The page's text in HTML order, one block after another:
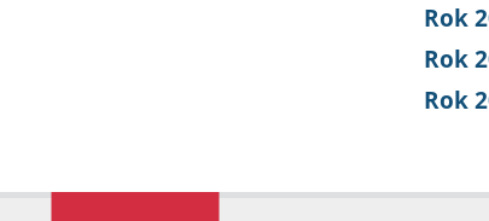
Rok
Rok
Rok